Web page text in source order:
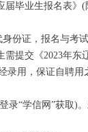
毕业生报名表》(
证，报名与考试
交《2023年东
用，保证自聘
“学信网”获取)